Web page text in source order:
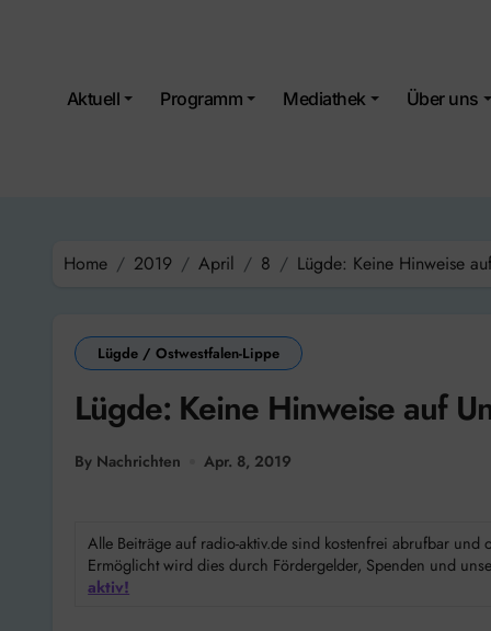
Aktuell Programm Mediathek Über uns
Home 2019 April 8 Lügde: Keine Hinweise
Lügde / Ostwestfalen-Lippe
Lügde: Keine Hinweise auf
By Nachrichten Apr. 8, 2019
Alle Beiträge auf radio-aktiv.de sind kostenfrei abrufbar
Ermöglicht wird dies durch Fördergelder, Spenden und
aktiv!